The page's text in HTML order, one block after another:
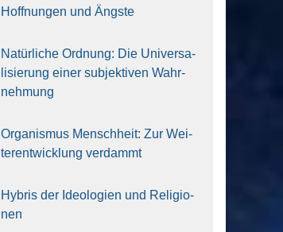
Hoff­nun­gen und Ängs­te
Natür­li­che Ord­nung: Die Uni­ver­sa­
li­sie­rung einer sub­jek­ti­ven Wahr­
neh­mung
Orga­nis­mus Mensch­heit: Zur Wei­
ter­ent­wick­lung ver­dammt
Hybris der Ideo­lo­gien und Reli­gio­
nen